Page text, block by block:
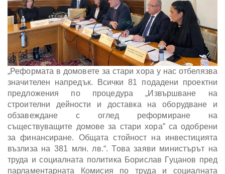
„Реформата в домовете за стари хора у нас отбелязва
значителен напредък. Всички 81 подадени проектни
предложения по процедура „Извършване на
строителни дейности и доставка на оборудване и
обзавеждане с оглед реформиране на
съществуващите домове за стари хора” са одобрени
за финансиране. Общата стойност на инвестицията
възлиза на 381 млн. лв.“. Това заяви министърът на
труда и социалната политика Борислав Гуцанов пред
парламентарната Комисия по труда и социалната